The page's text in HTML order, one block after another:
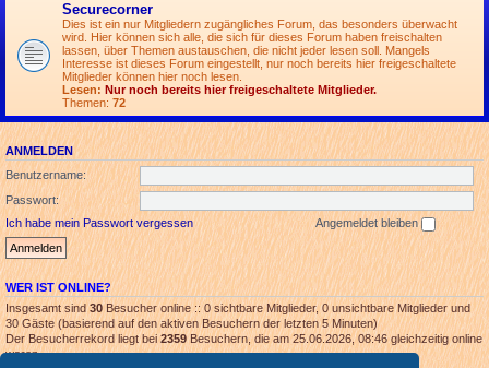
Securecorner
Dies ist ein nur Mitgliedern zugängliches Forum, das besonders überwacht
wird. Hier können sich alle, die sich für dieses Forum haben freischalten
lassen, über Themen austauschen, die nicht jeder lesen soll. Mangels
Interesse ist dieses Forum eingestellt, nur noch bereits hier freigeschaltete
Mitglieder können hier noch lesen.
Lesen: Nur noch bereits hier freigeschaltete Mitglieder.
Themen: 72
ANMELDEN
Benutzername:
Passwort:
Ich habe mein Passwort vergessen
Angemeldet bleiben
WER IST ONLINE?
Insgesamt sind30Besucher online :: 0 sichtbare Mitglieder, 0 unsichtbare Mitglieder und
30 Gäste (basierend auf den aktiven Besuchern der letzten 5 Minuten)
Der Besucherrekord liegt bei2359Besuchern, die am 25.06.2026, 08:46 gleichzeitig online
waren.